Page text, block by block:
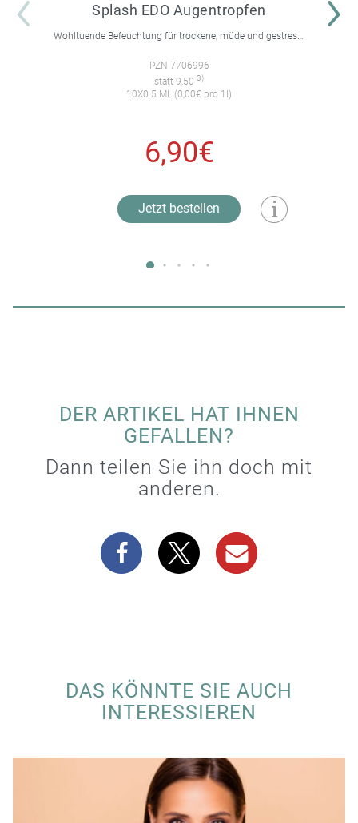
Splash EDO Augentropfen
Wohltuende Befeuchtung für trockene, müde und gestresste Augen sowie Kontaktlinsen
PZN 7706996
statt 9,50 3)
10X0.5 ML (0,00€ pro 1l)
6,90€
Jetzt bestellen
DER ARTIKEL HAT IHNEN
GEFALLEN?
Dann teilen Sie ihn doch mit
anderen.
DAS KÖNNTE SIE AUCH
INTERESSIEREN